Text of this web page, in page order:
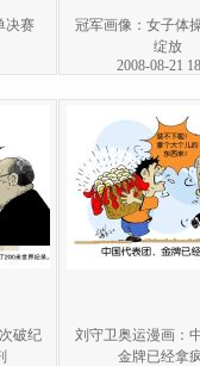
决赛
冠军画像：女子体
绽放
2008-08-21
破纪
刘守卫奥运漫画：
金牌已经拿